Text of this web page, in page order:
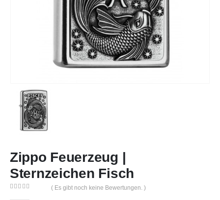
Zippo Feuerzeug |
Sternzeichen Fisch
( Es gibt noch keine Bewertungen. )